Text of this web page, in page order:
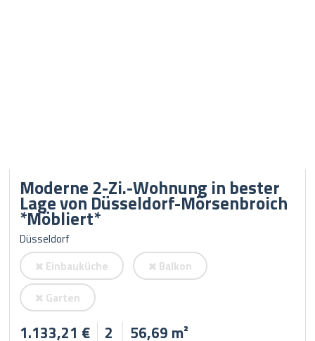
Moderne 2-Zi.-Wohnung in bester
Lage von Düsseldorf-Mörsenbroich
*Möbliert*
Düsseldorf
Einbauküche
Balkon
Garten
1.133,21 € 2 56,69 m²